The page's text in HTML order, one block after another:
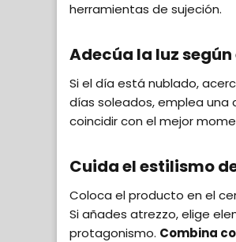
herramientas de sujeción.
Adecúa la luz
Si el día está nublado,
días soleados, emplea una
coincidir con el mejor
Cuida el estilismo
Coloca el producto en el
Si añades atrezzo, elige
protagonismo. Combina